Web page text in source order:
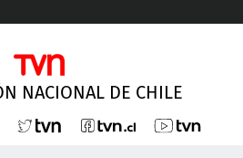
NACIONAL DE CHILE